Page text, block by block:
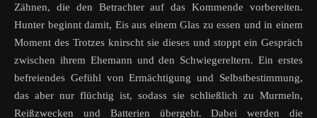
Zähnen, die den Betrachter auf das Kommende vorbereiten.
Hunter beginnt damit, Eis aus einem Glas zu essen und in einem
Moment des Trotzes knirscht sie dieses und stoppt ein Gespräch
zwischen ihrem Ehemann und den Schwiegereltern. Ein erstes
befreiendes Gefühl von Ermächtigung und Selbstbestimmung,
das aber nur flüchtig ist, sodass sie schließlich zu Murmeln,
Reißzwecken und Batterien übergeht. Dabei werden die